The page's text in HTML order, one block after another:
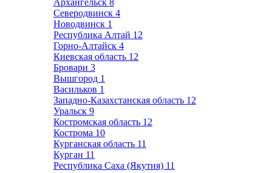
Архангельск 8
Северодвинск 4
Новодвинск 1
Республика Алтай 12
Горно-Алтайск 4
Киевская область 12
Бровари 3
Вышгород 1
Васильков 1
Западно-Казахстанская область 12
Уральск 9
Костромская область 12
Кострома 10
Курганская область 11
Курган 11
Республика Саха (Якутия) 11